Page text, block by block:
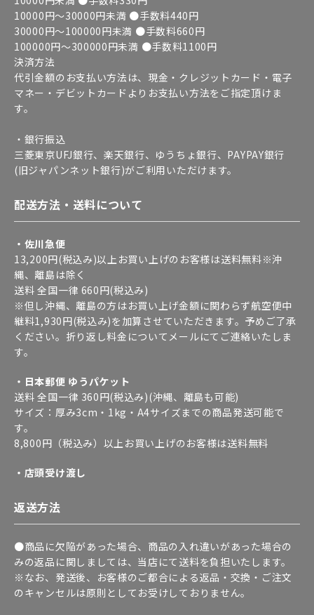
10000円～30000円未満 ●手数料440円
30000円～100000円未満 ●手数料660円
100000円～300000円未満 ●手数料1100円
決済方法
代引金額のお支払い方法は、現金・クレジットカード・電子
マネー・デビットカードよりお支払い方法をご指定頂けま
す。
・銀行振込
三菱東京UFJ銀行、楽天銀行、ゆうちょ銀行、PAYPAY銀行
(旧ジャパンネット銀行)がご利用いただけます。
配送方法・送料について
・佐川急便
13,200円(税込み)以上お買い上げのお客様は送料無料※沖
縄、離島は除く
送料 全国一律 660円(税込み)
※但し沖縄、離島の方はお買い上げ金額に関わらず航空便中
継料1,930円(税込み)を加算させていただきます。予めご了承
ください。折り返し料金についてメールにてご連絡いたしま
す。
・日本郵便 ゆうパケット
送料 全国一律 360円(税込み)(沖縄、離島も可能)
サイズ：厚み3cm・1kg・A4サイズまでの商品発送可能で
す。
8,800円（税込み）以上お買い上げのお客様は送料無料
・店頭受け渡し
返送方法
●商品に欠陥があった場合、商品の入れ違いがあった場合の
みの返品に関しましては、当店にて送料を負担いたします。
※なお、発送後、お客様のご都合による返品・交換・ご注文
のキャンセルは原則としてお受けしておりません。